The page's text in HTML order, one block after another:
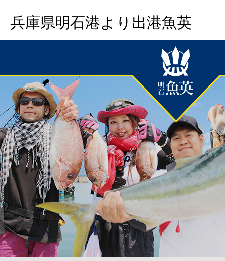
兵庫県明石港より出港魚英